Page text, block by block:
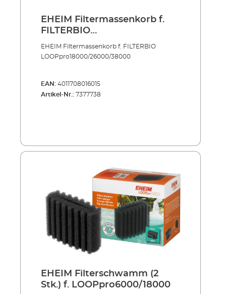
EHEIM Filtermassenkorb f.
FILTERBIO
LOOPpro18000/26000/38000
EHEIM Filtermassenkorb f. FILTERBIO
LOOPpro18000/26000/38000
EAN: 4011708016015
Artikel-Nr.: 7377738
EHEIM Filterschwamm (2
Stk.) f. LOOPpro6000/18000